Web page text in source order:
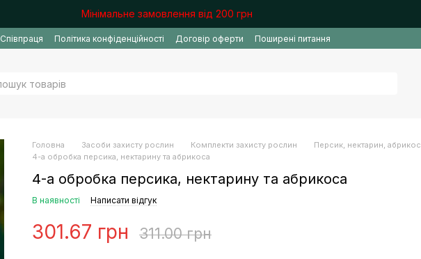
Мінімальне замовлення від 200 грн
Співпраця Політика конфіденційності Договір оферти Поширені питання
Головна Засоби захисту рослин Комплекти захисту рослин Персик, нектарин, абрикос
4-а обробка персика, нектарину та абрикоса
4-а обробка персика, нектарину та абрикоса
В наявності Написати відгук
301.67 грн 311.00 грн